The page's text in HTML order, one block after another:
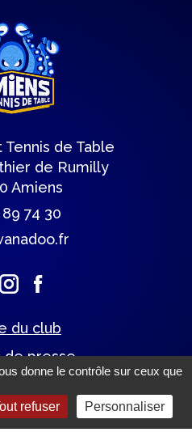
de Table
de Rumilly
Amiens
74 30
du club
de presse
Tous droits réservés.
donne le contrôle sur ceux que
refuser Personnaliser